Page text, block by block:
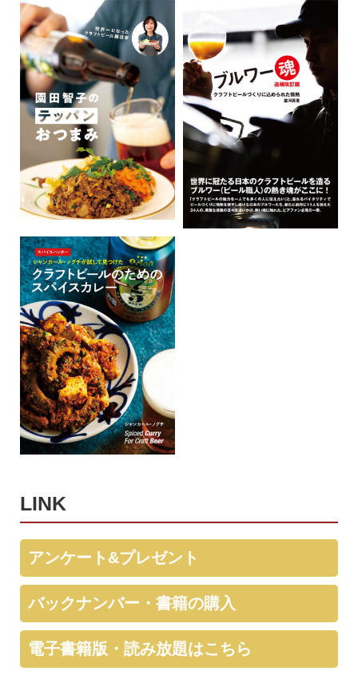
LINK
アンケート&プレゼント
バックナンバー・書籍の購入
電子書籍版・読み放題はこちら